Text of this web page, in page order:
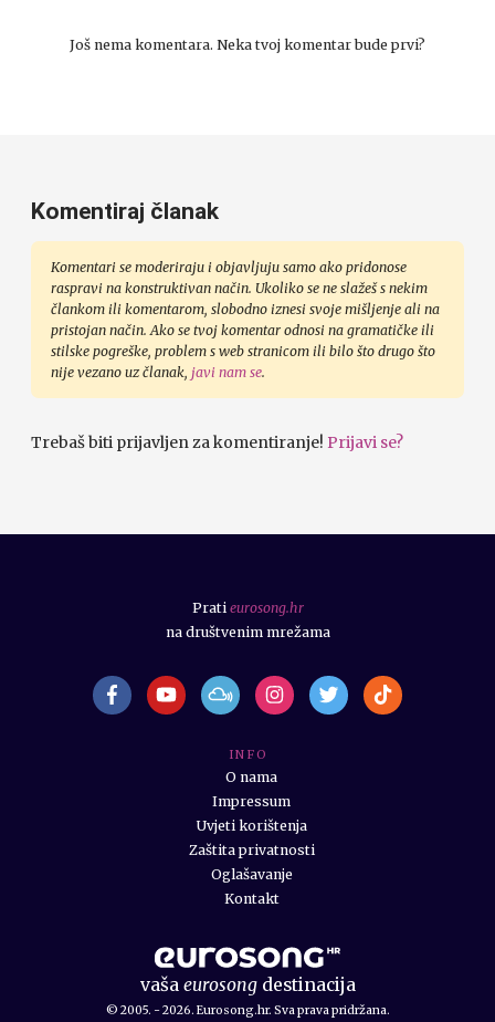
Još nema komentara. Neka tvoj komentar bude prvi?
Komentiraj članak
Komentari se moderiraju i objavljuju samo ako pridonose
raspravi na konstruktivan način. Ukoliko se ne slažeš s nekim
člankom ili komentarom, slobodno iznesi svoje mišljenje ali na
pristojan način. Ako se tvoj komentar odnosi na gramatičke ili
stilske pogreške, problem s web stranicom ili bilo što drugo što
nije vezano uz članak, javi nam se.
Trebaš biti prijavljen za komentiranje! Prijavi se?
vaša eurosongdestinacija
© 2005. - 2026. Eurosong.hr. Sva prava pridržana.
I N F O
O nama
Impressum
Uvjeti korištenja
Zaštita privatnosti
Oglašavanje
Kontakt
Prati eurosong.hr
na društvenim mrežama